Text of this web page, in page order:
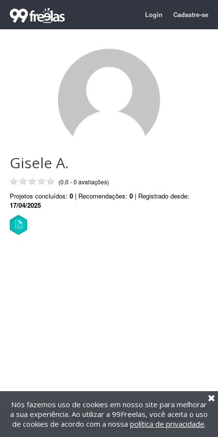
Login Cadastre-se
Gisele A.
(0.0 - 0 avaliações)
Projetos concluídos: 0 | Recomendações: 0 | Registrado desde:
17/04/2025
@2014-2026 99Freelas. Todos os direitos reservados.
Termos de uso| Política de privacidade
Nós fazemos uso de cookies em nosso site para melhorar
a sua experiência. Ao utilizar a 99Freelas, você aceita o uso
de cookies de acordo com a nossa política de privacidade.